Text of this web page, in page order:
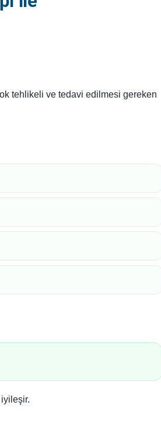
tehlikeli ve tedavi edilmesi gereken